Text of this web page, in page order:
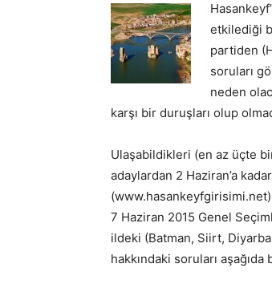
etkilediği
partiden
soruları
neden
karşı bir duruşları olup
Ulaşabildikleri (en az üçte
adaylardan 2 Haziran’a
7 Haziran 2015 Genel
ildeki (Batman, Siirt,
hakkındaki soruları